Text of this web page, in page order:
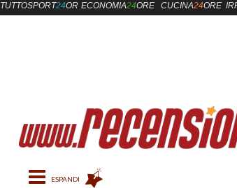
Toggle navigation
TUTTOSPORT24OREECONOMIA24ORE CUCINA24ORE